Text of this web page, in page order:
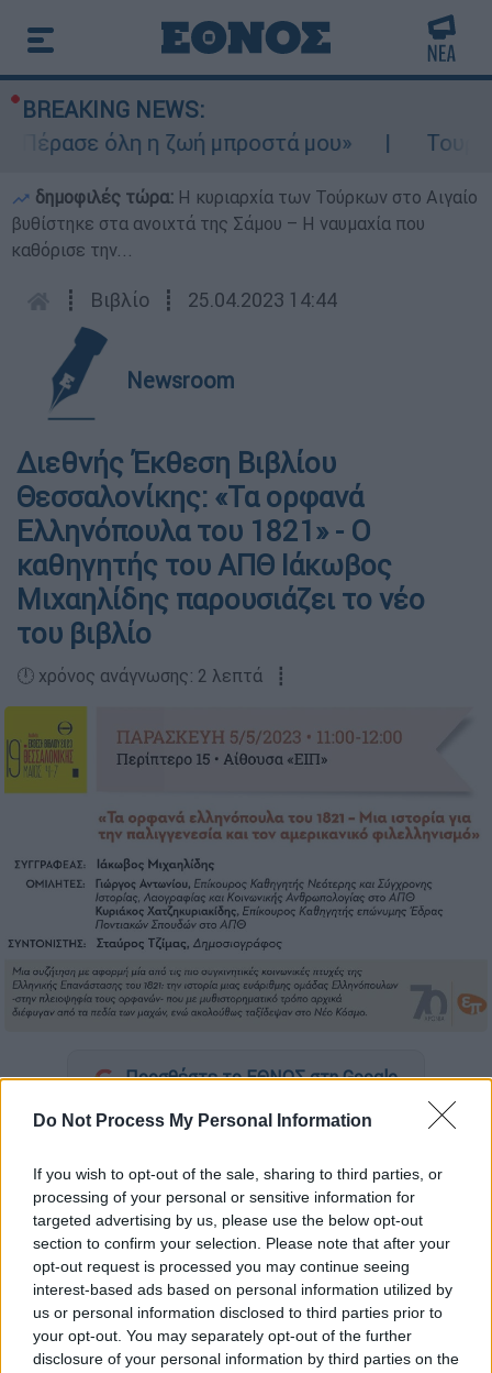
Do Not Process My Personal Information
If you wish to opt-out of the sale, sharing to third parties, or
processing of your personal or sensitive information for
targeted advertising by us, please use the below opt-out
section to confirm your selection. Please note that after your
opt-out request is processed you may continue seeing
interest-based ads based on personal information utilized by
us or personal information disclosed to third parties prior to
your opt-out. You may separately opt-out of the further
disclosure of your personal information by third parties on the
BREAKING NEWS:
όλη η ζωή μπροστά μου»
δημοφιλές τώρα: Η κυριαρχία των Τούρκων στο Αιγαίο
βυθίστηκε στα ανοιχτά της Σάμου – Η ναυμαχία που
καθόρισε την...
┋ Βιβλίο ┋ 25.04.2023 14:44
Newsroom
Διεθνής Έκθεση Βιβλίου
Θεσσαλονίκης: «Τα ορφανά
Ελληνόπουλα του 1821» - Ο
καθηγητής του ΑΠΘ Ιάκωβος
Μιχαηλίδης παρουσιάζει το νέο
του βιβλίο
🕛 χρόνος ανάγνωσης: 2 λεπτά ┋
Προσθέστε το ΕΘΝΟΣ στη Google
βιβλίο
«Τα ορφανά ελληνόπουλα
του 1821-Μια ιστορία για την παλιγγενεσία
και τον αμερικανικό φιλελληνισμό»
παρουσιάζει στην 19η Διεθνή Έκθεση
Βιβλίου Θεσσαλονίκης ο καθηγητής
Νεότερης και Σύγχρονης Ιστορίας του ΑΠΘ
Ιάκωβος Μιχαηλίδης. Εκτός από τον
συγγραφέα, για το βιβλίο θα μιλήσουν την
Παρασκευή (5/5) στο Περίπτερο 15